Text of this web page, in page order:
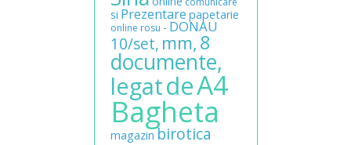
si Prezentare papetarie
online rosu - DONAU
10/set, mm, 8
documente,
legatdeA4
Bagheta
magazinbirotica